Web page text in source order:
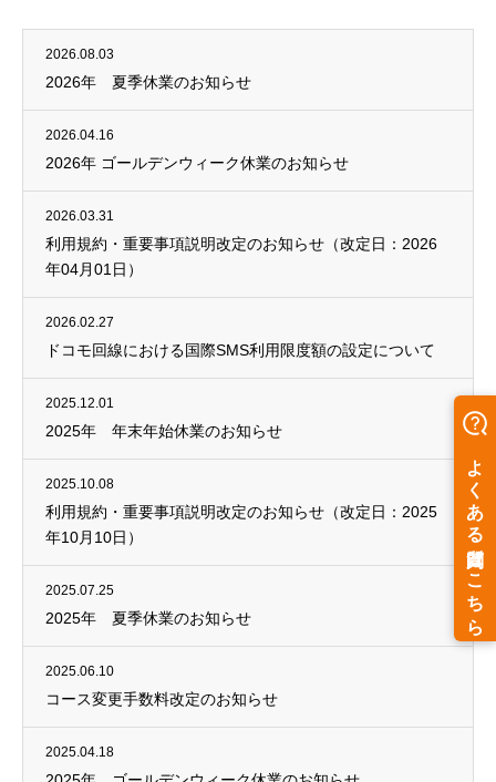
2026.08.03
2026年 夏季休業のお知らせ
2026.04.16
2026年 ゴールデンウィーク休業のお知らせ
2026.03.31
利用規約・重要事項説明改定のお知らせ（改定日：2026
年04月01日）
2026.02.27
ドコモ回線における国際SMS利用限度額の設定について
2025.12.01
2025年 年末年始休業のお知らせ
2025.10.08
利用規約・重要事項説明改定のお知らせ（改定日：2025
年10月10日）
2025.07.25
2025年 夏季休業のお知らせ
2025.06.10
コース変更手数料改定のお知らせ
2025.04.18